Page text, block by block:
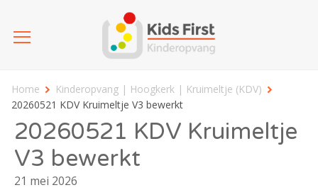
Home
Kinderopvang | Hoogkerk | Kruimeltje (KDV)
20260521 KDV Kruimeltje V3 bewerkt
20260521 KDV Kruimeltje
V3 bewerkt
21 mei 2026